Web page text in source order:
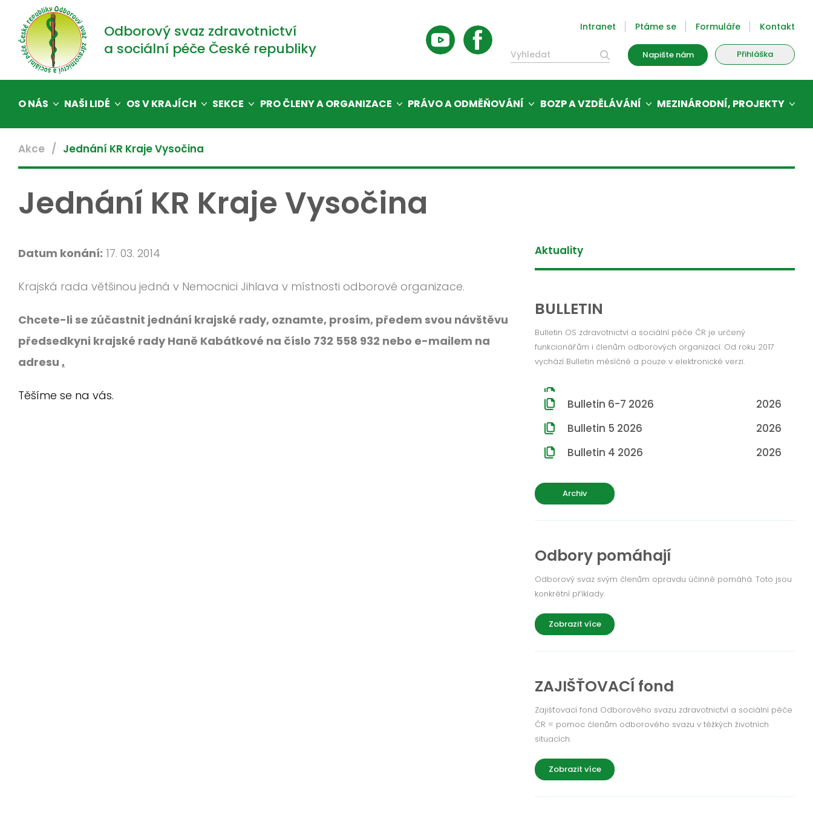
Akce Jednání KR Kraje Vysočina
Jednání KR Kraje Vysočina
Datum konání: 17. 03. 2014
Krajská rada většinou jedná v Nemocnici Jihlava v místnosti odborové organizace.
Chcete-li se zúčastnit jednání krajské rady, oznamte, prosím, předem svou návštěvu
předsedkyni krajské rady Haně Kabátkové na číslo 732 558 932 nebo e-mailem na
adresu .
Těšíme se na vás.
Aktuality
BULLETIN
Bulletin OS zdravotnictví a sociální péče ČR je určený
funkcionářům i členům odborových organizací. Od roku 2017
vychází Bulletin měsíčně a pouze v elektronické verzi.
Bulletin 6-7 2026
2026
Bulletin 5 2026
2026
Bulletin 4 2026
2026
Archiv
Odbory pomáhají
Odborový svaz svým členům opravdu účinně pomáhá. Toto jsou
konkrétní příklady.
Zobrazit více
ZAJIŠŤOVACÍ fond
Zajišťovací fond Odborového svazu zdravotnictví a sociální péče
ČR = pomoc členům odborového svazu v těžkých životních
situacích.
Zobrazit více
Odborový svaz zdravotnictví
a sociální péče České republiky
Intranet Ptáme se Formuláře Kontakt
Napište nám Přihláška
O NÁS NAŠI LIDÉ OS V KRAJÍCH SEKCE PRO ČLENY A ORGANIZACE PRÁVO A ODMĚŇOVÁNÍ BOZP A VZDĚLÁVÁNÍ MEZINÁRODNÍ, PROJEKTY